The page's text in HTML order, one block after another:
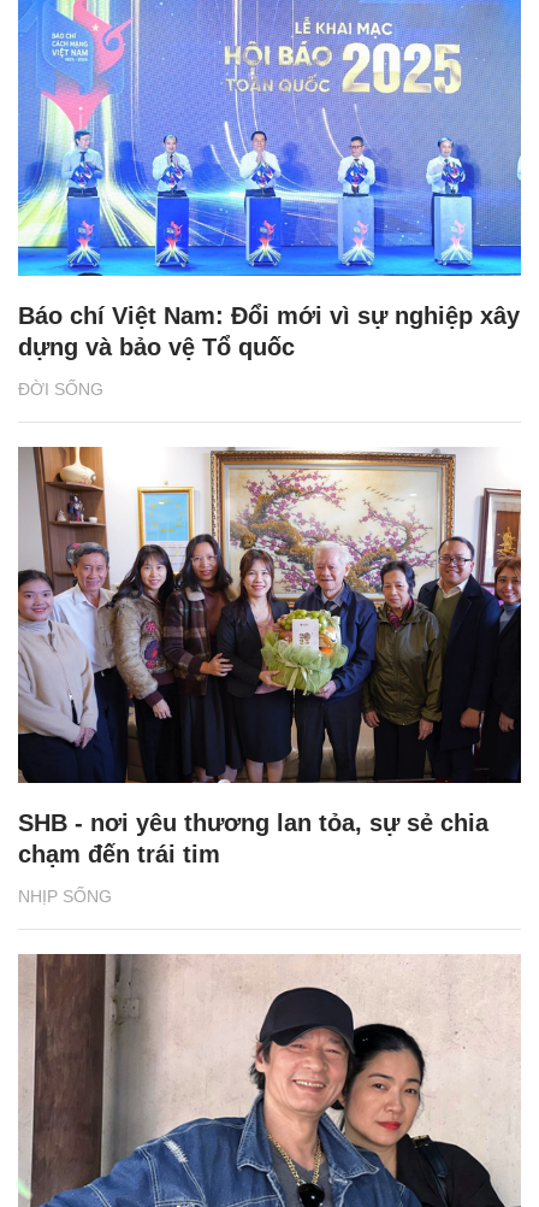
ĐỜI SỐNG
Báo chí Việt Nam: Đổi mới vì sự nghiệp xây
dựng và bảo vệ Tổ quốc
NHỊP SỐNG
SHB - nơi yêu thương lan tỏa, sự sẻ chia
chạm đến trái tim